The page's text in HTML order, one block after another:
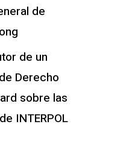
de
de un
Derecho
sobre las
INTERPOL